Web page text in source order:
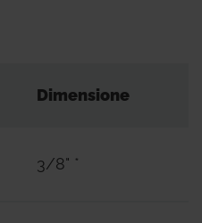
Dimensione
3/8" *